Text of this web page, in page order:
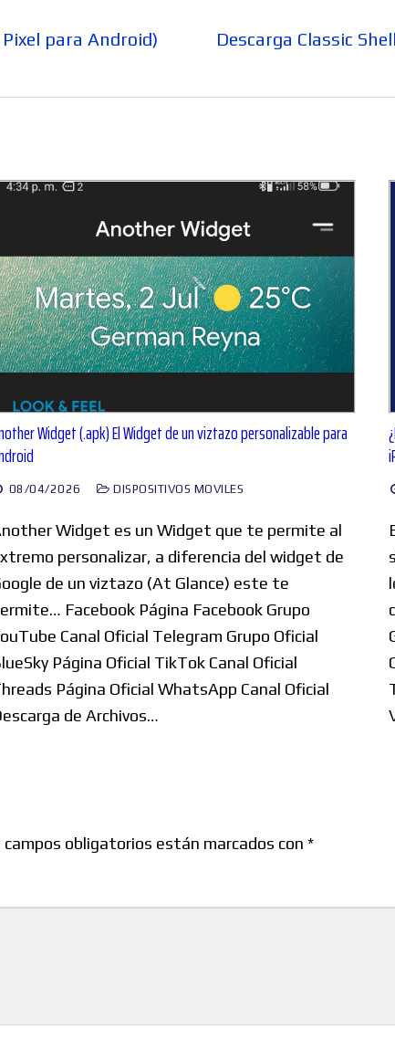
para Android)
Entrada
Descarga Classic
Widget (.apk) El Widget de un viztazo personalizable para
08/04/2026 DISPOSITIVOS MOVILES
Widget es un Widget que te permite al
personalizar, a diferencia del widget de
de un viztazo (At Glance) este te
Facebook Página Facebook Grupo
Canal Oficial Telegram Grupo Oficial
Página Oficial TikTok Canal Oficial
Página Oficial WhatsApp Canal Oficial
de Archivos…
campos obligatorios están marcados con *